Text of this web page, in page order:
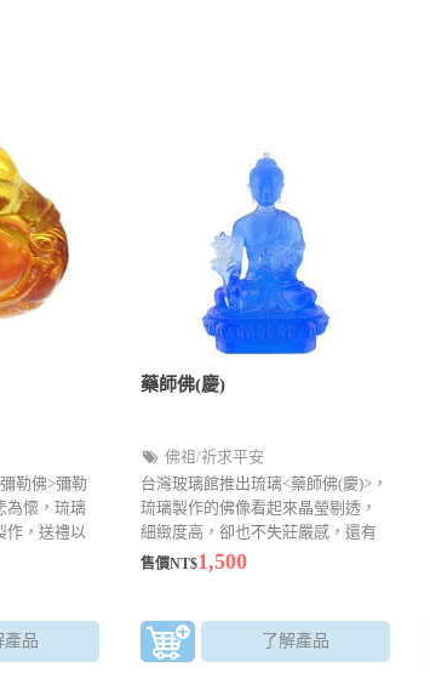
勒佛>彌勒
為懷，琉璃
作，送禮以
。
產品
藥師佛(慶)
佛祖/祈求平安
台灣玻璃館推出琉璃<藥師佛(慶)>，
琉璃製作的佛像看起來晶瑩剔透，
細緻度高，卻也不失莊嚴感，還有
許多型態及樣貌
售價NT$1,500
了解產品